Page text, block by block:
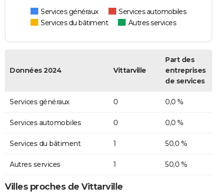
Services généraux
Services automobiles
Services du bâtiment
Autres services
Données 2024 Vittarville
Part des
entreprises
de services
Services généraux 0 0,0 %
Services automobiles 0 0,0 %
Services du bâtiment 1 50,0 %
Autres services 1 50,0 %
Villes proches de Vittarville